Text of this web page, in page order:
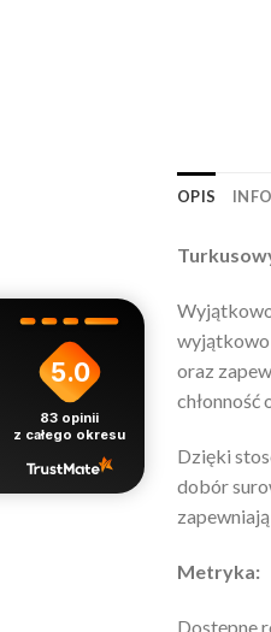
OPIS
wyjątkowo
oraz
Dzięki
dobór
Metryka:
Dostępne
5.0
83 opinii
z całego okresu